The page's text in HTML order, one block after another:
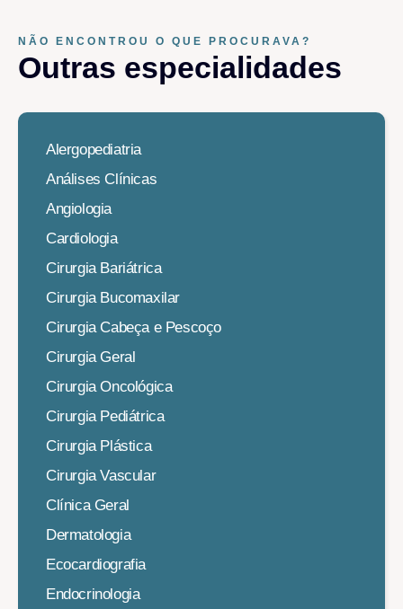
NÃO ENCONTROU O QUE PROCURAVA?
Outras especialidades​
Alergopediatria
Análises Clínicas
Angiologia
Cardiologia
Cirurgia Bariátrica
Cirurgia Bucomaxilar
Cirurgia Cabeça e Pescoço
Cirurgia Geral
Cirurgia Oncológica
Cirurgia Pediátrica
Cirurgia Plástica
Cirurgia Vascular
Clínica Geral
Dermatologia
Ecocardiografia
Endocrinologia